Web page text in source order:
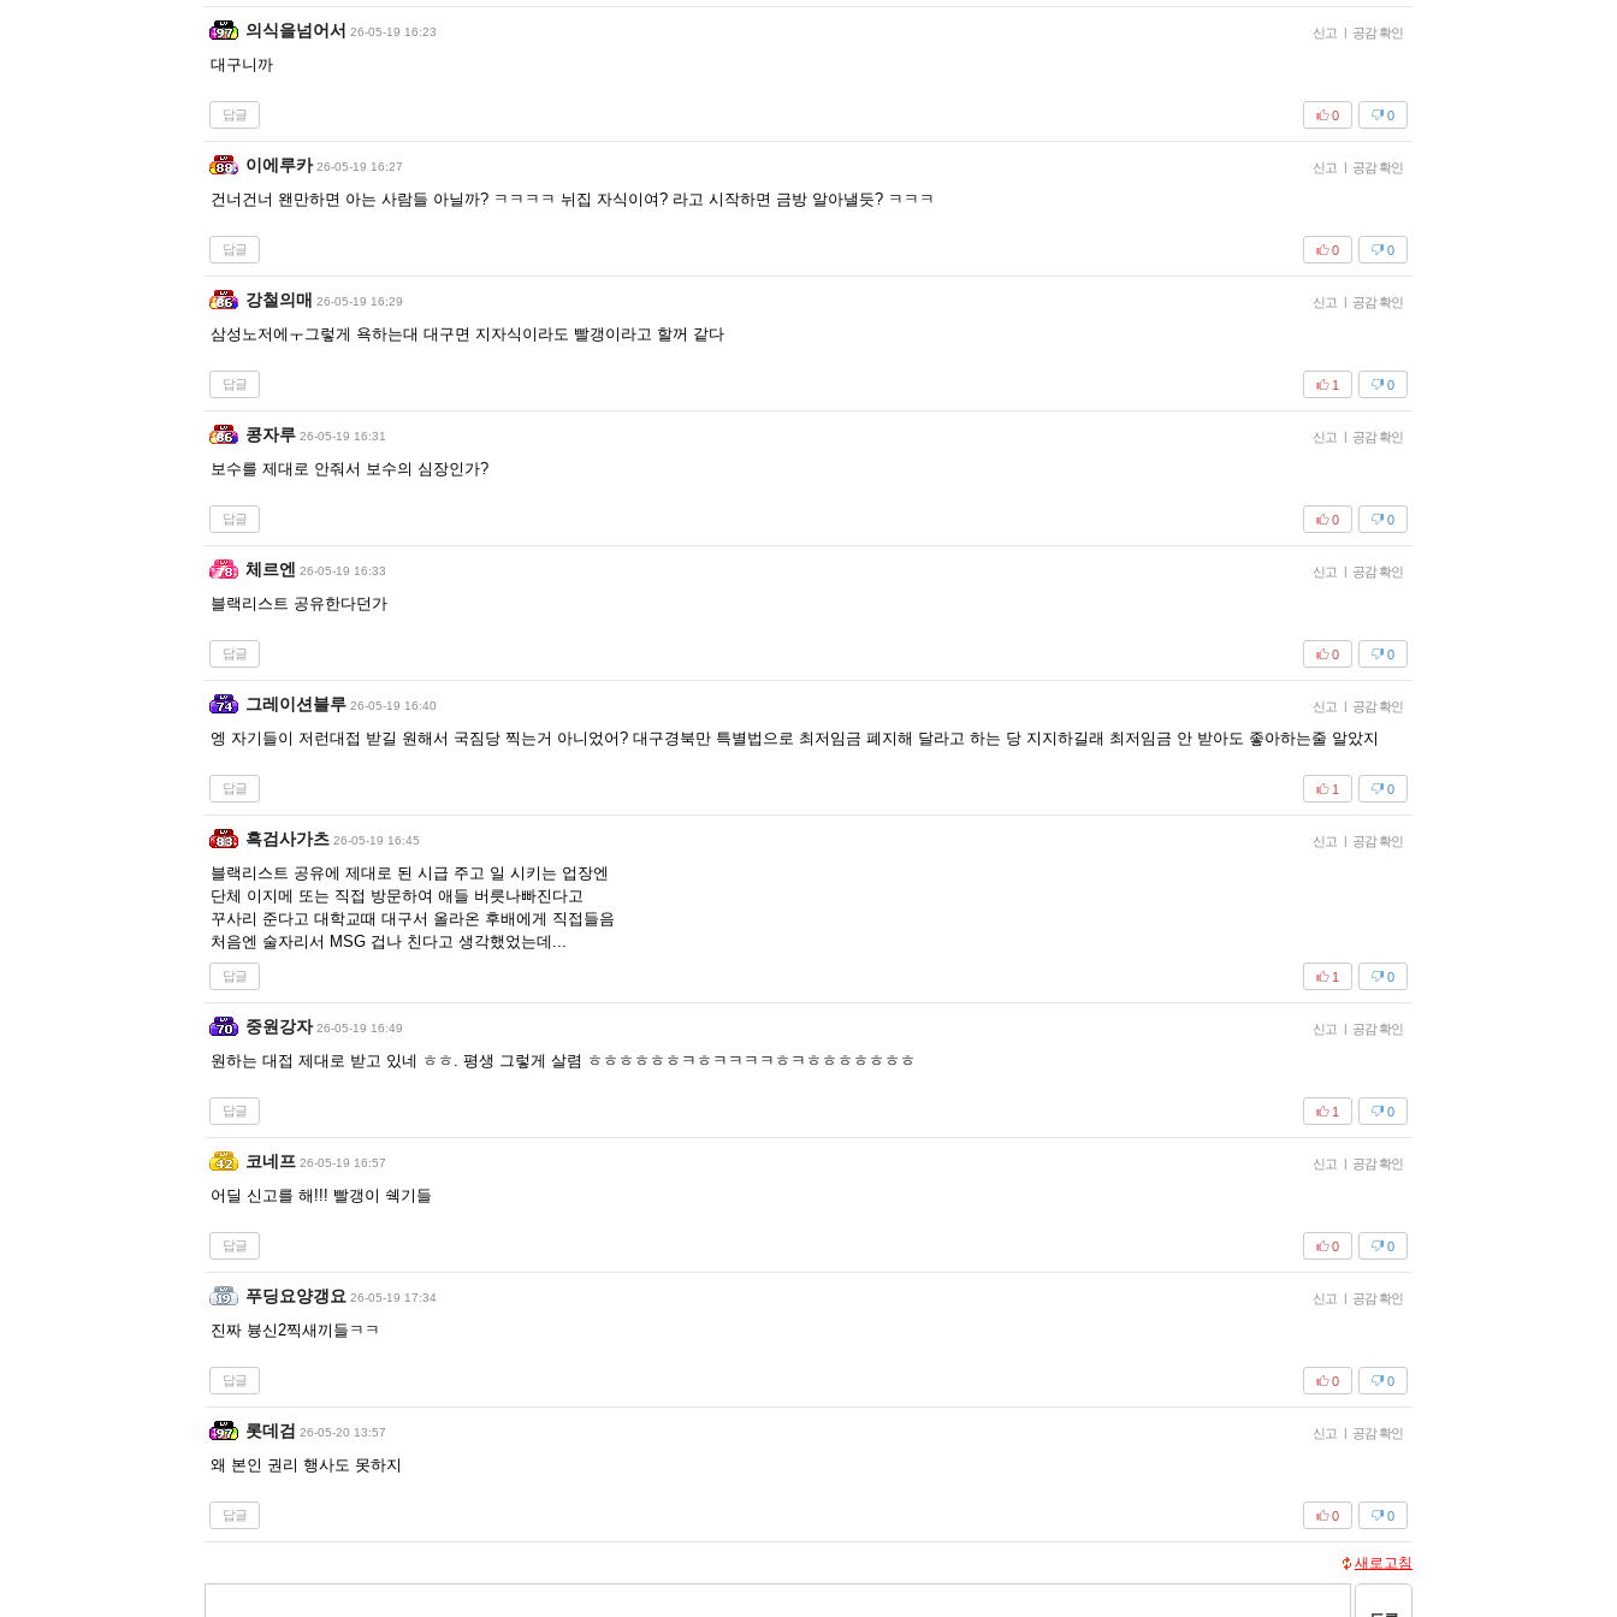
의식을넘어서 26-05-19 16:23 신고 | 공감 확인
대구니까
답글 0
0
이에루카 26-05-19 16:27 신고 | 공감 확인
건너건너 왠만하면 아는 사람들 아닐까? ㅋㅋㅋㅋ 뉘집 자식이여? 라고 시작하면 금방 알아낼듯? ㅋㅋㅋ
답글 0
0
강철의매 26-05-19 16:29 신고 | 공감 확인
삼성노저에ㅜ그렇게 욕하는대 대구면 지자식이라도 빨갱이라고 할꺼 같다
답글 0
1
콩자루 26-05-19 16:31 신고 | 공감 확인
보수를 제대로 안줘서 보수의 심장인가?
답글 0
0
체르엔 26-05-19 16:33 신고 | 공감 확인
블랙리스트 공유한다던가
답글 0
0
그레이션블루 26-05-19 16:40 신고 | 공감 확인
엥 자기들이 저런대접 받길 원해서 국짐당 찍는거 아니었어? 대구경북만 특별법으로 최저임금 폐지해 달라고 하는 당 지지하길래 최저임금 안 받아도 좋아하는줄 알았지
답글 0
1
흑검사가츠 26-05-19 16:45 신고 | 공감 확인
블랙리스트 공유에 제대로 된 시급 주고 일 시키는 업장엔
단체 이지메 또는 직접 방문하여 애들 버릇나빠진다고
꾸사리 준다고 대학교때 대구서 올라온 후배에게 직접들음
처음엔 술자리서 MSG 겁나 친다고 생각했었는데...
답글 0
1
중원강자 26-05-19 16:49 신고 | 공감 확인
원하는 대접 제대로 받고 있네 ㅎㅎ. 평생 그렇게 살렴 ㅎㅎㅎㅎㅎㅎㅋㅎㅋㅋㅋㅋㅎㅋㅎㅎㅎㅎㅎㅎㅎ
답글 0
1
코네프 26-05-19 16:57 신고 | 공감 확인
어딜 신고를 해!!! 빨갱이 쉑기들
답글 0
0
푸딩요양갱요 26-05-19 17:34 신고 | 공감 확인
진짜 븅신2찍새끼들ㅋㅋ
답글 0
0
롯데검 26-05-20 13:57 신고 | 공감 확인
왜 본인 권리 행사도 못하지
답글 0
0
새로고침